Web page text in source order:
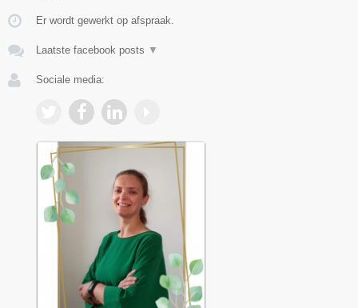
Er wordt gewerkt op afspraak.
Laatste facebook posts ▼
Sociale media: